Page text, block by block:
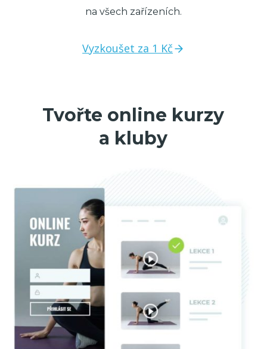
na všech zařízeních.
Vyzkoušet za 1 Kč
Tvořte online kurzy
a kluby